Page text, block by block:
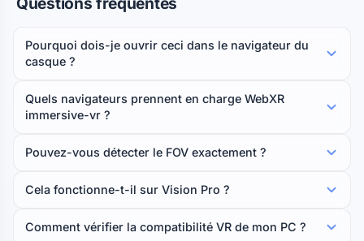
Pourquoi dois-je ouvrir ceci dans le navigateur du
casque ?
Quels navigateurs prennent en charge WebXR
immersive-vr ?
Pouvez-vous détecter le FOV exactement ?
Cela fonctionne-t-il sur Vision Pro ?
Comment vérifier la compatibilité VR de mon PC ?